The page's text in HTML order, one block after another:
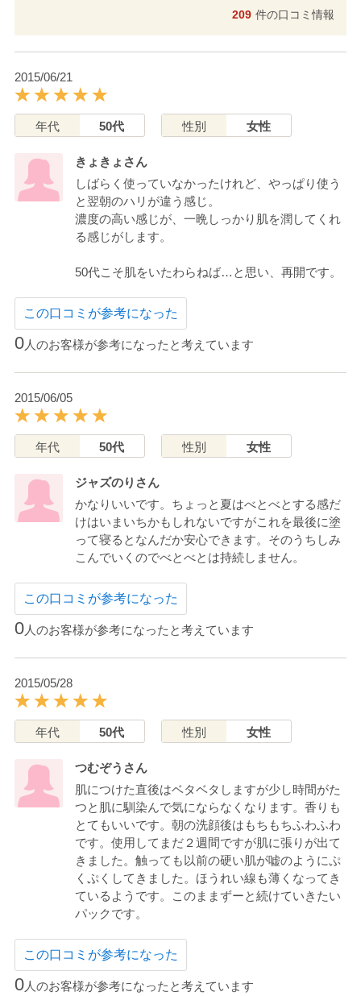
209 件の口コミ情報
2015/06/21
年代 50代 性別 女性
きょきょさん
しばらく使っていなかったけれど、やっぱり使う
と翌朝のハリが違う感じ。
濃度の高い感じが、一晩しっかり肌を潤してくれ
る感じがします。
50代こそ肌をいたわらねば…と思い、再開です。
この口コミが参考になった
0人のお客様が参考になったと考えています
2015/06/05
年代 50代 性別 女性
ジャズのりさん
かなりいいです。ちょっと夏はべとべとする感だ
けはいまいちかもしれないですがこれを最後に塗
って寝るとなんだか安心できます。そのうちしみ
こんでいくのでべとべとは持続しません。
この口コミが参考になった
0人のお客様が参考になったと考えています
2015/05/28
年代 50代 性別 女性
つむぞうさん
肌につけた直後はベタベタしますが少し時間がた
つと肌に馴染んで気にならなくなります。香りも
とてもいいです。朝の洗顔後はもちもちふわふわ
です。使用してまだ２週間ですが肌に張りが出て
きました。触っても以前の硬い肌が嘘のようにぷ
くぷくしてきました。ほうれい線も薄くなってき
ているようです。このままずーと続けていきたい
パックです。
この口コミが参考になった
0人のお客様が参考になったと考えています